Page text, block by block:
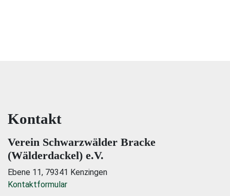
Kontakt
Verein Schwarzwälder Bracke
(Wälderdackel) e.V.
Ebene 11, 79341 Kenzingen
Kontaktformular